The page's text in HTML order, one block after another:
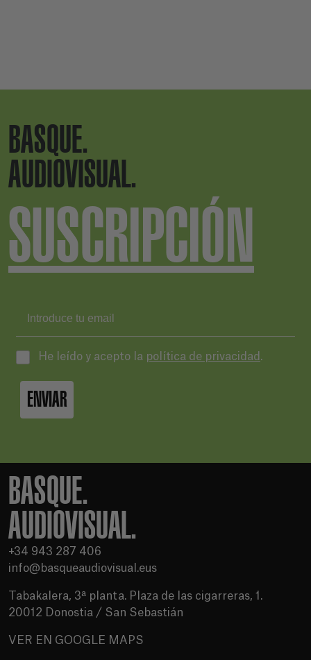
BASQUE.
AUDIOVISUAL.
SUSCRIPCIÓN
He leído y acepto la política de privacidad .
ENVIAR
BASQUE.
AUDIOVISUAL.
+34 943 287 406
info@basqueaudiovisual.eus
Tabakalera, 3ª planta. Plaza de las cigarreras, 1.
20012 Donostia / San Sebastián
VER EN GOOGLE MAPS